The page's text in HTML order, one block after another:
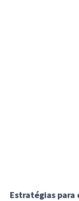
Estratégias para